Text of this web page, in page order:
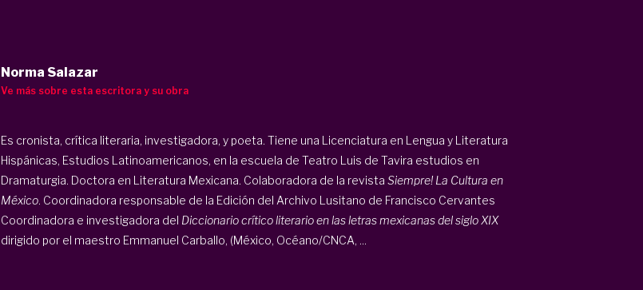
Norma Salazar
Ve más sobre esta escritora y su obra
Es cronista, crítica literaria, investigadora, y poeta. Tiene una Licenciatura en Lengua y Literatura
Hispánicas, Estudios Latinoamericanos, en la escuela de Teatro Luis de Tavira estudios en
Dramaturgia. Doctora en Literatura Mexicana. Colaboradora de la revista Siempre! La Cultura en
México. Coordinadora responsable de la Edición del Archivo Lusitano de Francisco Cervantes
Coordinadora e investigadora del Diccionario crítico literario en las letras mexicanas del siglo XIX
dirigido por el maestro Emmanuel Carballo, (México, Océano/CNCA, ...